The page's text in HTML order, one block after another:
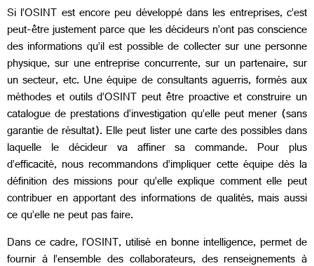
Si l’OSINT est encore peu développé dans les entreprises, c’est
peut-être justement parce que les décideurs n’ont pas conscience
des informations qu’il est possible de collecter sur une personne
physique, sur une entreprise concurrente, sur un partenaire, sur
un secteur, etc. Une équipe de consultants aguerris, formés aux
méthodes et outils d’OSINT peut être proactive et construire un
catalogue de prestations d’investigation qu’elle peut mener (sans
garantie de résultat). Elle peut lister une carte des possibles dans
laquelle le décideur va affiner sa commande. Pour plus
d’efficacité, nous recommandons d’impliquer cette équipe dès la
définition des missions pour qu’elle explique comment elle peut
contribuer en apportant des informations de qualités, mais aussi
ce qu’elle ne peut pas faire.
Dans ce cadre, l’OSINT, utilisé en bonne intelligence, permet de
fournir à l’ensemble des collaborateurs, des renseignements à